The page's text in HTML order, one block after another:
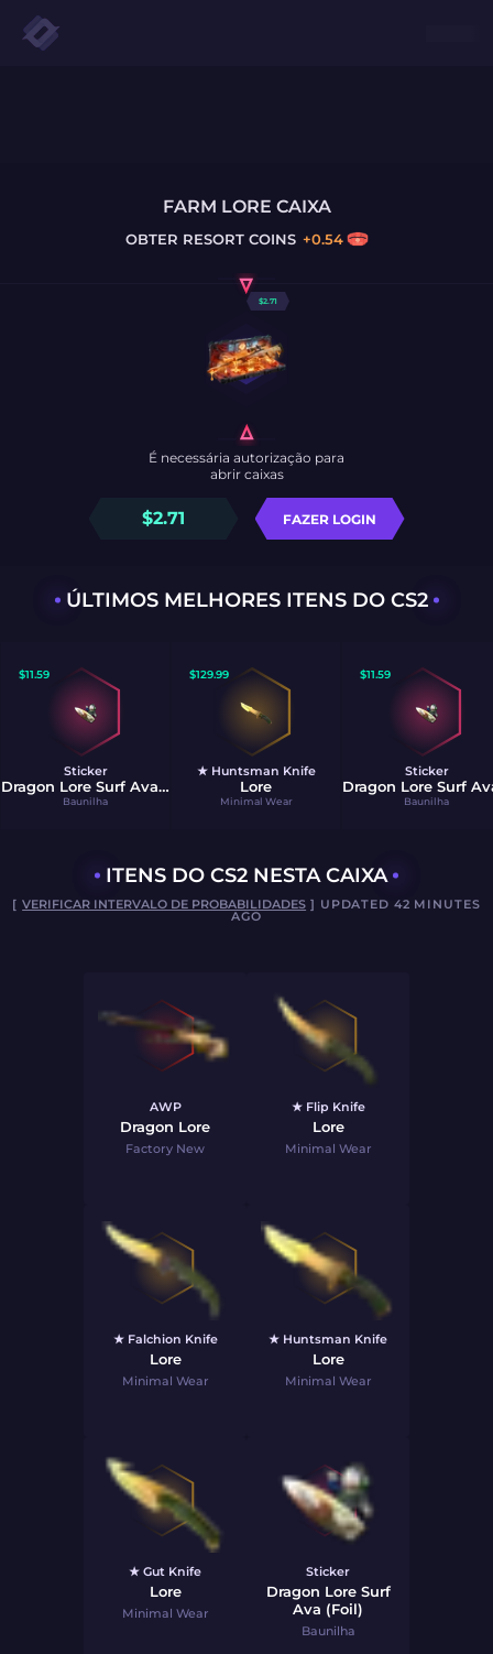
FARM LORE CAIXA
OBTER RESORT COINS +0.54
$2.71
$2.71 FAZER LOGIN
É necessária autorização para
abrir caixas
ÚLTIMOS MELHORES ITENS DO CS2
$11.59
Sticker
Dragon Lore Surf Ava (Foil)
Baunilha
$129.99
★ Huntsman Knife
Lore
Minimal Wear
$11.59
Sticker
Baunilha
ITENS DO CS2 NESTA CAIXA
[VERIFICAR INTERVALO DE PROBABILIDADES ] UPDATED 42 MINUTES
AGO
AWP
Dragon Lore
Factory New
★ Flip Knife
Lore
Minimal Wear
★ Falchion Knife
Lore
Minimal Wear
★ Huntsman Knife
Lore
Minimal Wear
★ Gut Knife
Lore
Minimal Wear
Sticker
Dragon Lore Surf
Ava (Foil)
Baunilha